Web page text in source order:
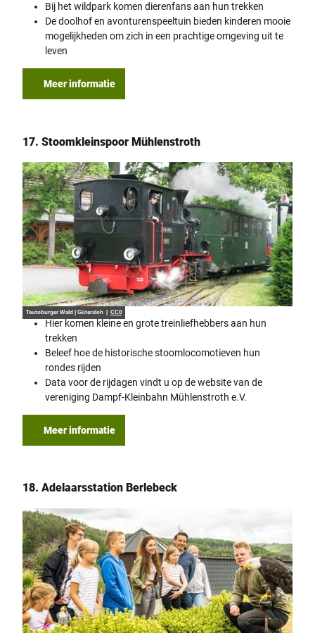
Bij het wildpark komen dierenfans aan hun trekken
De doolhof en avonturenspeeltuin bieden kinderen mooie
mogelijkheden om zich in een prachtige omgeving uit te
leven
Meer informatie
17. Stoomkleinspoor Mühlenstroth
Teutoburger Wald | Gütersloh | CC0
Hier komen kleine en grote treinliefhebbers aan hun
trekken
Beleef hoe de historische stoomlocomotieven hun
rondes rijden
Data voor de rijdagen vindt u op de website van de
vereniging Dampf-Kleinbahn Mühlenstroth e.V.
Meer informatie
18. Adelaarsstation Berlebeck